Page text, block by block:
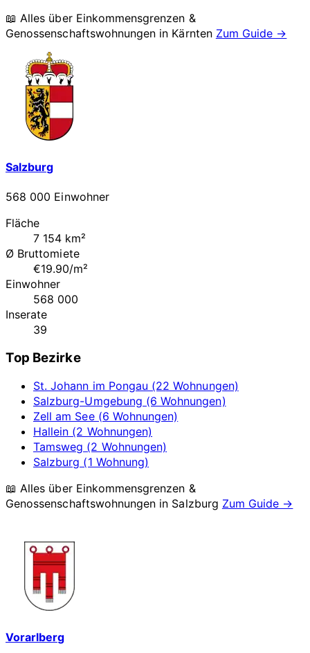
📖 Alles über Einkommensgrenzen &
Genossenschaftswohnungen in Kärnten Zum Guide →
Salzburg
568 000 Einwohner
Fläche
7 154 km²
Ø Bruttomiete
€19.90/m²
Einwohner
568 000
Inserate
39
Top Bezirke
St. Johann im Pongau (22 Wohnungen)
Salzburg-Umgebung (6 Wohnungen)
Zell am See (6 Wohnungen)
Hallein (2 Wohnungen)
Tamsweg (2 Wohnungen)
Salzburg (1 Wohnung)
📖 Alles über Einkommensgrenzen &
Genossenschaftswohnungen in Salzburg Zum Guide →
Vorarlberg